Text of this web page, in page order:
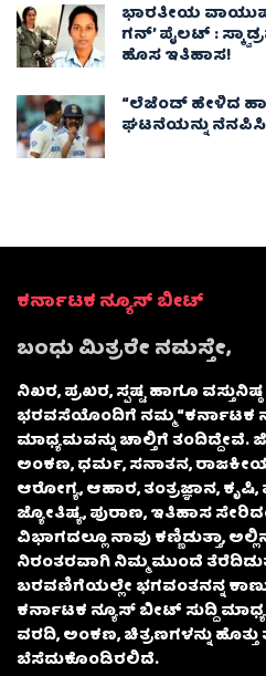
ಭಾರತೀಯ
ಗನ್’ ಪೈಲಟ್ :
ಹೊಸ ಇತಿಹಾಸ!
“ಲೆಜೆಂಡ್ ಹೇಳಿದ
ಘಟನೆಯನ್ನು
ಕರ್ನಾಟಕ ನ್ಯೂಸ್ ಬೀಟ್
ಬಂಧು ಮಿತ್ರರೇ ನಮಸ್ತೇ,
ನಿಖರ, ಪ್ರಖರ, ಸ್ಪಷ್ಟ ಹಾಗೂ
ಭರವಸೆಯೊಂದಿಗೆ ನಮ್ಮ “ಕರ್ನಾಟಕ
ಮಾಧ್ಯಮವನ್ನು ಚಾಲ್ತಿಗೆ ತಂದಿದ್ದೇವೆ.
ಅಂಕಣ, ಧರ್ಮ, ಸನಾತನ,
ಆರೋಗ್ಯ, ಆಹಾರ, ತಂತ್ರಜ್ಞಾನ,
ಜ್ಯೋತಿಷ್ಯ, ಪುರಾಣ, ಇತಿಹಾಸ
ವಿಭಾಗದಲ್ಲೂ ನಾವು ಕಣ್ಣಿಡುತ್ತಾ,
ನಿರಂತರವಾಗಿ ನಿಮ್ಮ ಮುಂದೆ
ಬರವಣಿಗೆಯಲ್ಲೇ ಭಗವಂತನನ್ನ
ಕರ್ನಾಟಕ ನ್ಯೂಸ್ ಬೀಟ್ ಸುದ್ದಿ
ವರದಿ, ಅಂಕಣ, ಚಿತ್ರಣಗಳನ್ನು ಹೊತ್ತು
ಬೆಸೆದುಕೊಂಡಿರಲಿದೆ.